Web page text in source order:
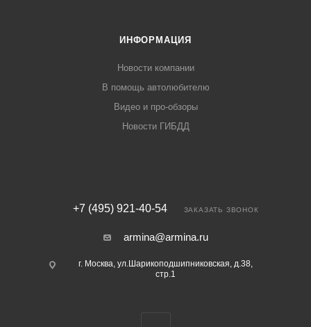
ИНФОРМАЦИЯ
Новости компании
В помощь автолюбителю
Видео и про-обзоры
Новости ГИБДД
+7 (495) 921-40-54 ЗАКАЗАТЬ ЗВОНОК
armina@armina.ru
г. Москва, ул.Шарикоподшипниковская, д.38,
стр.1